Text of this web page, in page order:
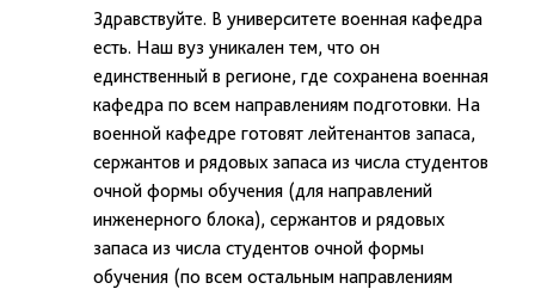
Здравствуйте. В университете военная кафедра
есть. Наш вуз уникален тем, что он
единственный в регионе, где сохранена военная
кафедра по всем направлениям подготовки. На
военной кафедре готовят лейтенантов запаса,
сержантов и рядовых запаса из числа студентов
очной формы обучения (для направлений
инженерного блока), сержантов и рядовых
запаса из числа студентов очной формы
обучения (по всем остальным направлениям